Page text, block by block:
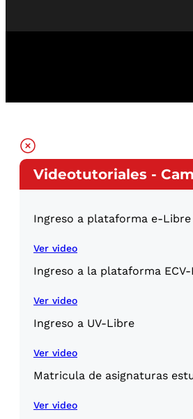
Videotutoriales -
Ingreso a plataforma e-Libre
Ver video
Ingreso a la plataforma
Ver video
Ingreso a UV-Libre
Ver video
Matricula de asignaturas
Ver video